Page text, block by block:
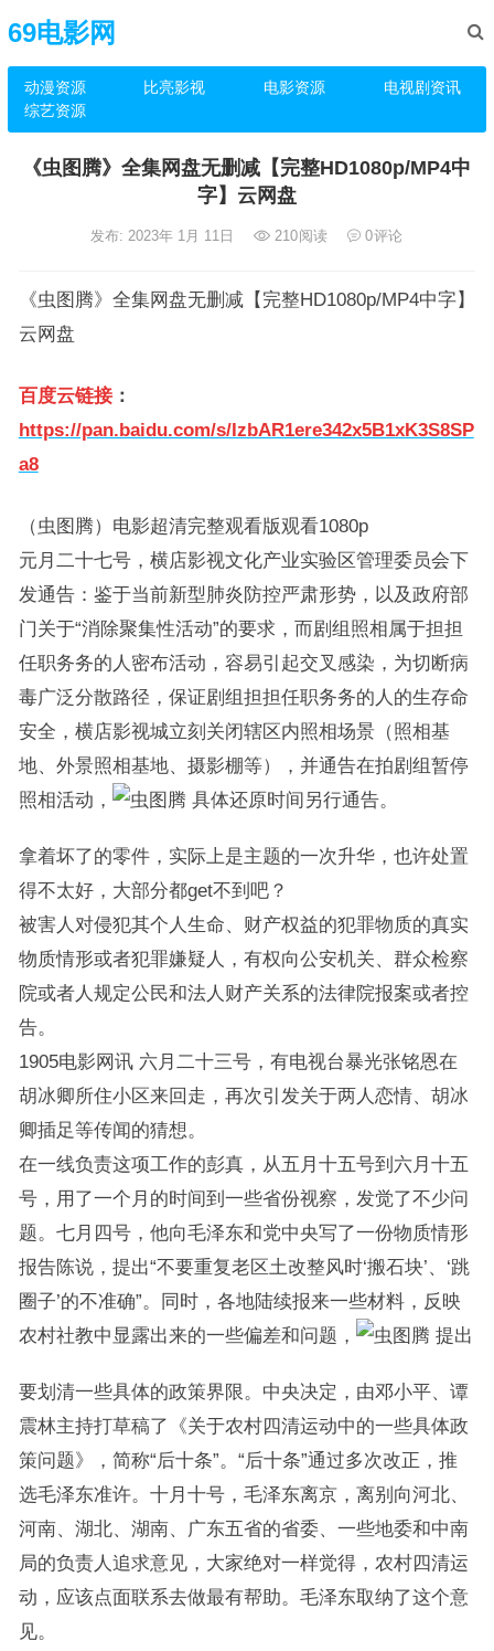
69电影网
动漫资源 比亮影视 电影资源
电视剧资讯
综艺资源
《虫图腾》全集网盘无删减【完整HD1080p/MP4中
字】云网盘
发布: 2023年 1月 11日 210阅读 0评论
《虫图腾》全集网盘无删减【完整HD1080p/MP4中字】
云网盘
百度云链接：
https://pan.baidu.com/s/IzbAR1ere342x5B1xK3S8SP
a8
（虫图腾）电影超清完整观看版观看1080p
元月二十七号，横店影视文化产业实验区管理委员会下
发通告：鉴于当前新型肺炎防控严肃形势，以及政府部
门关于“消除聚集性活动”的要求，而剧组照相属于担担
任职务务的人密布活动，容易引起交叉感染，为切断病
毒广泛分散路径，保证剧组担担任职务务的人的生存命
安全，横店影视城立刻关闭辖区内照相场景（照相基
地、外景照相基地、摄影棚等），并通告在拍剧组暂停
照相活动，
具体还原时间另行通告。
拿着坏了的零件，实际上是主题的一次升华，也许处置
得不太好，大部分都get不到吧？
被害人对侵犯其个人生命、财产权益的犯罪物质的真实
物质情形或者犯罪嫌疑人，有权向公安机关、群众检察
院或者人规定公民和法人财产关系的法律院报案或者控
告。
1905电影网讯 六月二十三号，有电视台暴光张铭恩在
胡冰卿所住小区来回走，再次引发关于两人恋情、胡冰
卿插足等传闻的猜想。
在一线负责这项工作的彭真，从五月十五号到六月十五
号，用了一个月的时间到一些省份视察，发觉了不少问
题。七月四号，他向毛泽东和党中央写了一份物质情形
报告陈说，提出“不要重复老区土改整风时‘搬石块’、‘跳
圈子’的不准确”。同时，各地陆续报来一些材料，反映
农村社教中显露出来的一些偏差和问题，
提出
要划清一些具体的政策界限。中央决定，由邓小平、谭
震林主持打草稿了《关于农村四清运动中的一些具体政
策问题》，简称“后十条”。“后十条”通过多次改正，推
选毛泽东准许。十月十号，毛泽东离京，离别向河北、
河南、湖北、湖南、广东五省的省委、一些地委和中南
局的负责人追求意见，大家绝对一样觉得，农村四清运
动，应该点面联系去做最有帮助。毛泽东取纳了这个意
见。